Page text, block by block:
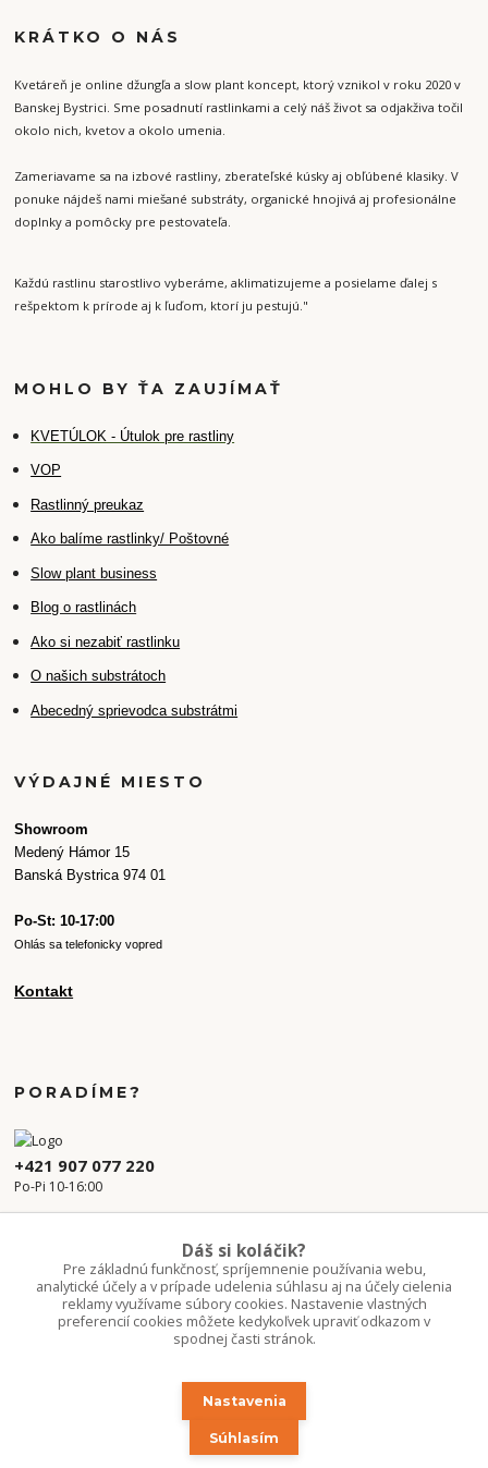
KRÁTKO O NÁS
Kvetáreň je online džungľa a slow plant koncept, ktorý vznikol v roku 2020 v
Banskej Bystrici. Sme posadnutí rastlinkami a celý náš život sa odjakživa točil
okolo nich, kvetov a okolo umenia.
Zameriavame sa na izbové rastliny, zberateľské kúsky aj obľúbené klasiky. V
ponuke nájdeš nami miešané substráty, organické hnojivá aj profesionálne
doplnky a pomôcky pre pestovateľa.
Každú rastlinu starostlivo vyberáme, aklimatizujeme a posielame ďalej s
rešpektom k prírode aj k ľuďom, ktorí ju pestujú."
MOHLO BY ŤA ZAUJÍMAŤ
KVETÚLOK - Útulok pre rastliny
VOP
Rastlinný preukaz
Ako balíme rastlinky/ Poštovné
Slow plant business
Blog o rastlinách
Ako si nezabiť rastlinku
O našich substrátoch
Abecedný sprievodca substrátmi
VÝDAJNÉ MIESTO
Showroom
Medený Hámor 15
Banská Bystrica 974 01
Po-St: 10-17:00
Ohlás sa telefonicky vopred
Kontakt
PORADÍME?
+421 907 077 220
Po-Pi 10-16:00
Upravit sběr cookies.
Dáš si koláčik?
Pre základnú funkčnosť, spríjemnenie používania webu,
analytické účely a v prípade udelenia súhlasu aj na účely cielenia
reklamy využívame súbory cookies. Nastavenie vlastných
preferencií cookies môžete kedykoľvek upraviť odkazom v
spodnej časti stránok.
Nastavenia
Súhlasím